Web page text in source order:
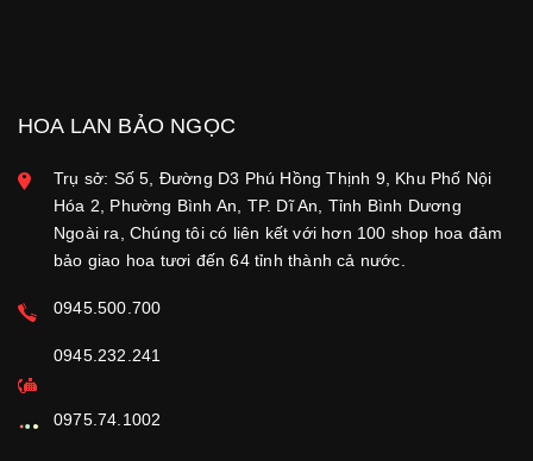
HOA LAN BẢO NGỌC
Trụ sở: Số 5, Đường D3 Phú Hồng Thịnh 9, Khu Phố Nội
Hóa 2, Phường Bình An, TP. Dĩ An, Tỉnh Bình Dương
Ngoài ra, Chúng tôi có liên kết với hơn 100 shop hoa đảm
bảo giao hoa tươi đến 64 tỉnh thành cả nước.
0945.500.700
0945.232.241
0975.74.1002